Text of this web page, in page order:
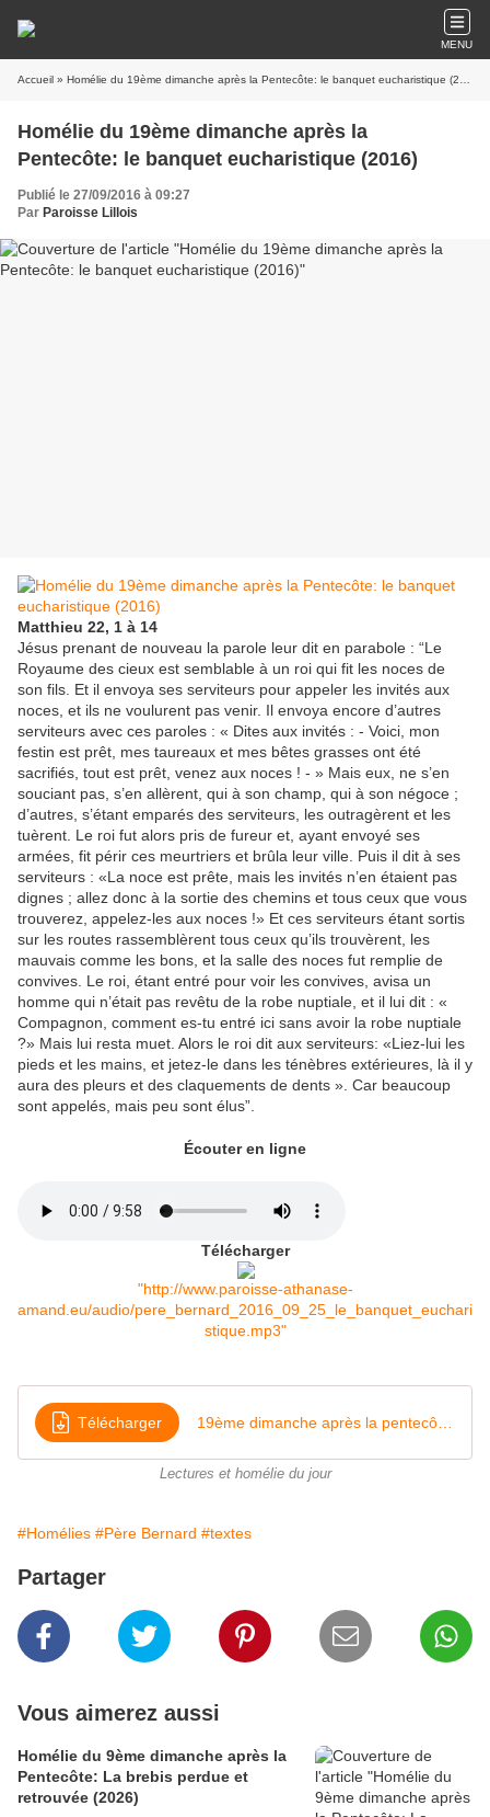
MENU
Accueil » Homélie du 19ème dimanche après la Pentecôte: le banquet eucharistique (2016)
Homélie du 19ème dimanche après la
Pentecôte: le banquet eucharistique (2016)
Publié le 27/09/2016 à 09:27
Par Paroisse Lillois
Matthieu 22, 1 à 14
Jésus prenant de nouveau la parole leur dit en parabole : “Le
Royaume des cieux est semblable à un roi qui fit les noces de
son fils. Et il envoya ses serviteurs pour appeler les invités aux
noces, et ils ne voulurent pas venir. Il envoya encore d’autres
serviteurs avec ces paroles : « Dites aux invités : - Voici, mon
festin est prêt, mes taureaux et mes bêtes grasses ont été
sacrifiés, tout est prêt, venez aux noces ! - » Mais eux, ne s’en
souciant pas, s’en allèrent, qui à son champ, qui à son négoce ;
d’autres, s’étant emparés des serviteurs, les outragèrent et les
tuèrent. Le roi fut alors pris de fureur et, ayant envoyé ses
armées, fit périr ces meurtriers et brûla leur ville. Puis il dit à ses
serviteurs : «La noce est prête, mais les invités n’en étaient pas
dignes ; allez donc à la sortie des chemins et tous ceux que vous
trouverez, appelez-les aux noces !» Et ces serviteurs étant sortis
sur les routes rassemblèrent tous ceux qu’ils trouvèrent, les
mauvais comme les bons, et la salle des noces fut remplie de
convives. Le roi, étant entré pour voir les convives, avisa un
homme qui n’était pas revêtu de la robe nuptiale, et il lui dit : «
Compagnon, comment es-tu entré ici sans avoir la robe nuptiale
?» Mais lui resta muet. Alors le roi dit aux serviteurs: «Liez-lui les
pieds et les mains, et jetez-le dans les ténèbres extérieures, là il y
aura des pleurs et des claquements de dents ». Car beaucoup
sont appelés, mais peu sont élus”.
Écouter en ligne
Télécharger
"http://www.paroisse-athanase-
amand.eu/audio/pere_bernard_2016_09_25_le_banquet_euchari
stique.mp3"
Télécharger
Lectures et homélie du jour
#Homélies #Père Bernard #textes
Partager
Vous aimerez aussi
Homélie du 9ème dimanche après la
Pentecôte: La brebis perdue et
retrouvée (2026)